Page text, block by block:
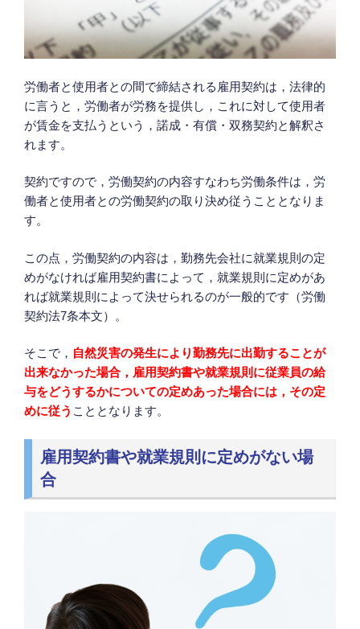
労働者と使用者との間で締結される雇用契約は，法律的
に言うと，労働者が労務を提供し，これに対して使用者
が賃金を支払うという，諾成・有償・双務契約と解釈さ
れます。
契約ですので，労働契約の内容すなわち労働条件は，労
働者と使用者との労働契約の取り決め従うこととなりま
す。
この点，労働契約の内容は，勤務先会社に就業規則の定
めがなければ雇用契約書によって，就業規則に定めがあ
れば就業規則によって決せられるのが一般的です（労働
契約法7条本文）。
そこで， 自然災害の発生により勤務先に出勤することが
出来なかった場合，雇用契約書や就業規則に従業員の給
与をどうするかについての定めあった場合には，その定
めに従う こととなります。
雇用契約書や就業規則に定めがない場
合